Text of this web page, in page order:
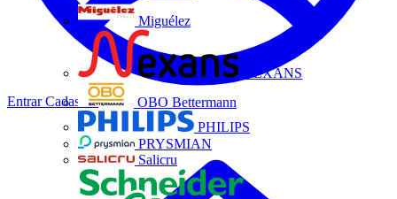
Miguélez
NEXANS
OBO Bettermann
PHILIPS
PRYSMIAN
Salicru
EntrarCadastrar